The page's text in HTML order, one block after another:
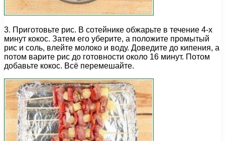
3. Приготовьте рис. В сотейнике обжарьте в течение 4-х
минут кокос. Затем его уберите, а положите промытый
рис и соль, влейте молоко и воду. Доведите до кипения, а
потом варите рис до готовности около 16 минут. Потом
добавьте кокос. Всё перемешайте.